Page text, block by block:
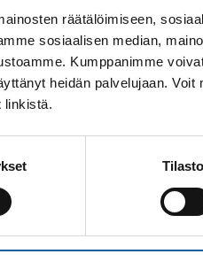
räätälöimiseen,
sosiaalisen median,
Kumppanimme
heidän palvelujaan.
linkistä.
Finland. Det blev
jubileum.
fritid
kan tillbringas t.ex. på